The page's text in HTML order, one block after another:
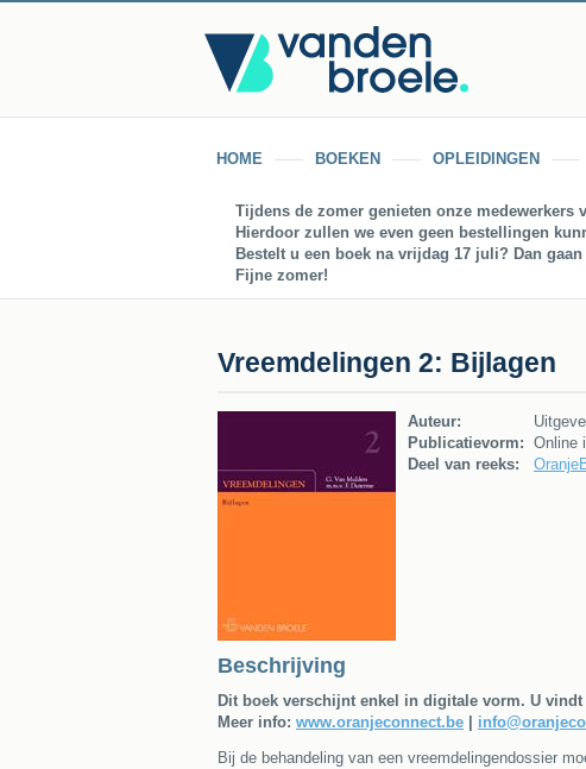
HOME BOEKEN OPLEIDINGEN
Tijdens de zomer genieten onze medewerkers
Hierdoor zullen we even geen bestellingen
Bestelt u een boek na vrijdag 17 juli? Dan
Fijne zomer!
Vreemdelingen 2: Bijlagen
Auteur:
Publicatievorm: Online
Deel van reeks:
Beschrijving
Dit boek verschijnt enkel in digitale vorm. U
Meer info: www.oranjeconnect.be
Bij de behandeling van een vreemdelingendossier